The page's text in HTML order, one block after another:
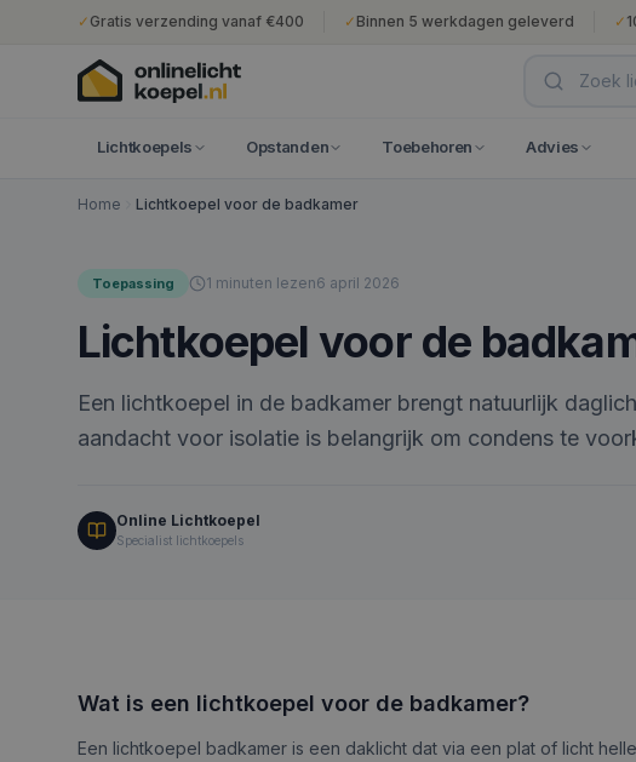
✓ Gratis verzending vanaf €400 ✓ Binnen 5 werkdagen geleverd ✓
Lichtkoepels Opstanden Toebehoren Advies
Home Lichtkoepel voor de badkamer
Toepassing 1 minuten lezen6 april 2026
Lichtkoepel voor de
Een lichtkoepel in de badkamer brengt natuurlijk
aandacht voor isolatie is belangrijk om condens te
Online Lichtkoepel
Specialist lichtkoepels
Wat is een lichtkoepel voor de badkamer?
Een lichtkoepel badkamer is een daklicht dat via een plat of licht